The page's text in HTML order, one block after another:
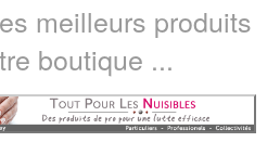
meilleurs produits
boutique ...